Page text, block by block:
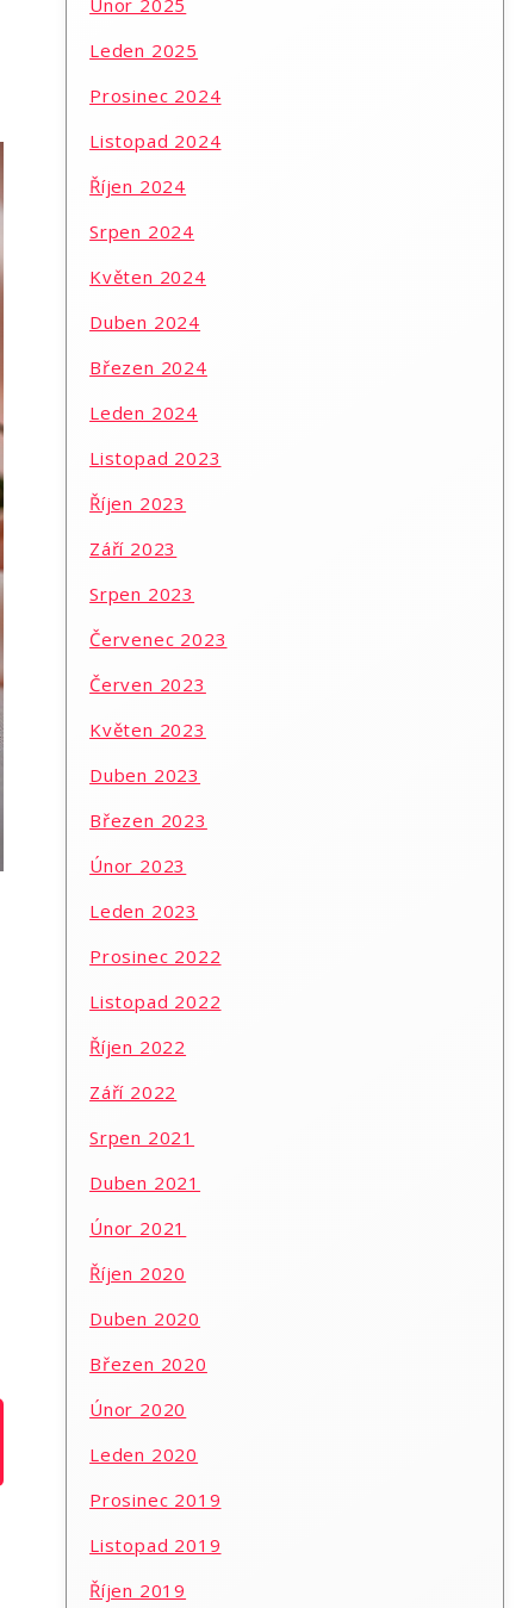
Únor 2025
Leden 2025
Prosinec 2024
Listopad 2024
Říjen 2024
Srpen 2024
Květen 2024
Duben 2024
Březen 2024
Leden 2024
Listopad 2023
Říjen 2023
Září 2023
Srpen 2023
Červenec 2023
Červen 2023
Květen 2023
Duben 2023
Březen 2023
Únor 2023
Leden 2023
Prosinec 2022
Listopad 2022
Říjen 2022
Září 2022
Srpen 2021
Duben 2021
Únor 2021
Říjen 2020
Duben 2020
Březen 2020
Únor 2020
Leden 2020
Prosinec 2019
Listopad 2019
Říjen 2019